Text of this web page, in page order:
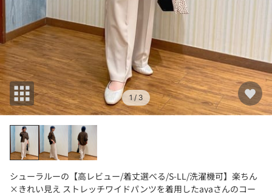
1 / 3
シューラルーの【高レビュー/着丈選べる/S-LL/洗濯機可】楽ちん
×きれい見え ストレッチワイドパンツを着用したayaさんのコー